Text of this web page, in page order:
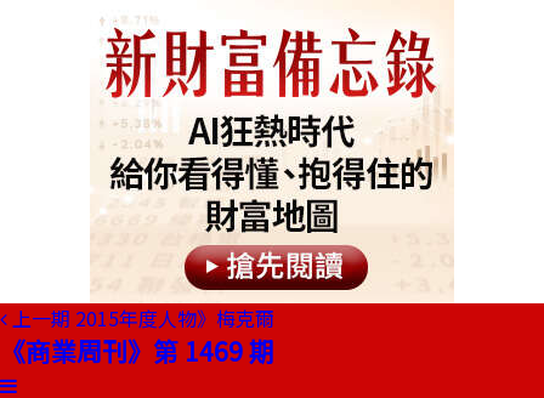
上一期 2015年度人物》梅克爾
《商業周刊》第 1469 期